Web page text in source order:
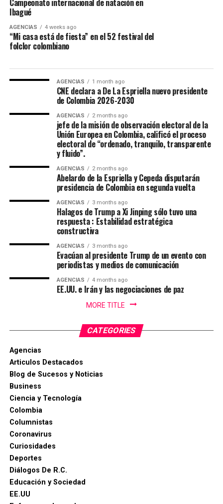
Maria Paula Gonzalez Lozano, representó a Ibagué en el
52 Festival Folclórico Colombiano , fue elejida como
comuna 12 de la ciudad y obtuvo el titulo por su
carisma, dominio escenico e interpretación del baile
La Virreina Nacional del Folclor 2026, es Mariangel
Tumay Hernandez, representante del departamento del
Casanare fue elejida en la noche de coronación y
clausura del 52 Festival Del Folclor Colombiano.
Jania Raquel Osorio Mejia, representante del
departamento de Cordoba, fue coronada como la nueva
Con un balance muy positivo para la economía regional,
la alta afluencia de turistas, la gran ocupación hotelera y
el comercio local fortalecieron la economía de la ciudad.
Enfoque Periodistico y “Florida News” , da sus
agradecimientos a la Gobernación Del tolima, La
Alcaldía de Ibagué, a Cristian Torres jefe de prensa y
comunicaciónes de la alcaldia, Mauricio Hernandez Cala
de trabajo en las diferentes áreas que con su
profesionalismo, dedicación y arduo trabajo mantienen
en alto el orgullo Ibaguereño.
Campeonato internacional de natación en
Ibagué
AGENCIAS 4 weeks ago
“Mi casa está de fiesta” en el 52 festival del
folclor colombiano
AGENCIAS 1 month ago
CNE declara a De La Espriella nuevo presidente
de Colombia 2026-2030
AGENCIAS 2 months ago
jefe de la misión de observación electoral de la
Unión Europea en Colombia, calificó el proceso
electoral de “ordenado, tranquilo, transparente
y fluido”.
AGENCIAS 2 months ago
Abelardo de la Espriella y Cepeda disputarán
presidencia de Colombia en segunda vuelta
AGENCIAS 3 months ago
Halagos de Trump a Xi Jinping sólo tuvo una
respuesta : Estabilidad estratégica
constructiva
AGENCIAS 3 months ago
Evacúan al presidente Trump de un evento con
periodistas y medios de comunicación
AGENCIAS 4 months ago
EE.UU. e Irán y las negociaciones de paz
MORE TITLE
CATEGORIES
Agencias
Articulos Destacados
Blog de Sucesos y Noticias
Business
Ciencia y Tecnología
Colombia
Columnistas
Coronavirus
Curiosidades
Deportes
Diálogos De R.C.
Educación y Sociedad
EE.UU